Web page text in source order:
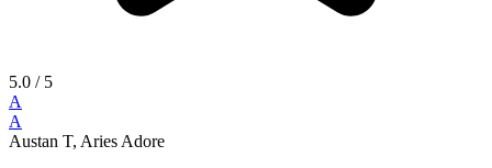
5.0 / 5
A
A
Austan T, Aries Adore